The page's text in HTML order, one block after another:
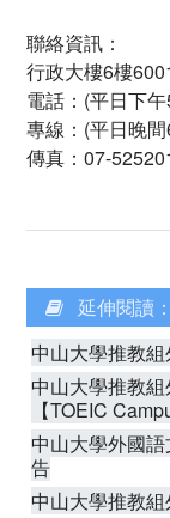
聯絡資訊：
行政大樓6樓
電話：(平日下
專線：(平日晚
傳真：07-
延伸閱讀：
中山大學推教
中山大學推教
【TOEIC
中山大學外國
告
中山大學推教